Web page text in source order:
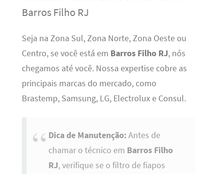
Barros Filho RJ
Seja na Zona Sul, Zona Norte, Zona Oeste ou
Centro, se você está em Barros Filho RJ, nós
chegamos até você. Nossa expertise cobre as
principais marcas do mercado, como
Brastemp, Samsung, LG, Electrolux e Consul.
Dica de Manutenção:Antes de
chamar o técnico em Barros Filho
RJ, verifique se o filtro de fiapos